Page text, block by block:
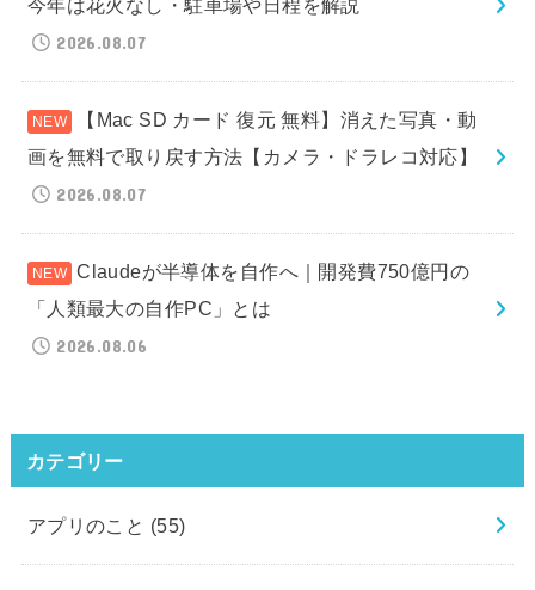
今年は花火なし・駐車場や日程を解説
2026.08.07
【Mac SD カード 復元 無料】消えた写真・動
画を無料で取り戻す方法【カメラ・ドラレコ対応】
2026.08.07
Claudeが半導体を自作へ｜開発費750億円の
「人類最大の自作PC」とは
2026.08.06
カテゴリー
アプリのこと (55)